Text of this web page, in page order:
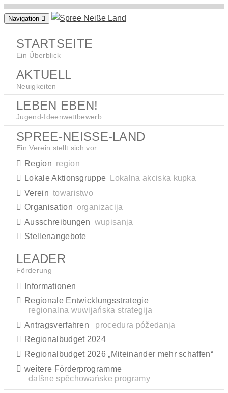
Zum
springen
Navigation
STARTSEITE
Ein Überblick
AKTUELL
Neuigkeiten
LEBEN EBEN!
Jugend-Ideenwettbewerb
SPREE-NEISSE-LAND
Ein Verein stellt sich vor
Region region
Lokale Aktionsgruppe
Lokalna akciska kupka
Verein towaristwo
Organisation organizacija
Ausschreibungen wupisanja
Stellenangebote
LEADER
Förderung
Informationen
Regionale Entwicklungsstrategie
regionalna wuwijańska strategija
Antragsverfahren
procedura póžedanja
Regionalbudget 2024
Regionalbudget 2026 „Miteinander mehr schaffen“
weitere Förderprogramme
dalšne spěchowańske programy